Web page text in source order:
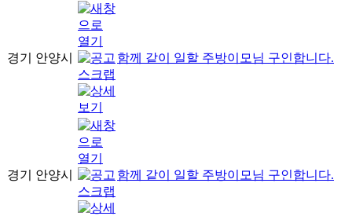
경기 안양시 함께 같이 일할 주방이모님 구인합니다.
경기 안양시 함께 같이 일할 주방이모님 구인합니다.